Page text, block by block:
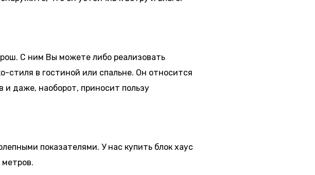
С ним Вы можете либо реализовать
стиля в гостиной или спальне. Он относится
и даже, наоборот, приносит пользу
показателями. У нас купить блок хаус